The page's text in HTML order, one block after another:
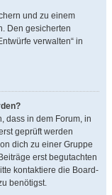
und zu einem
Den gesicherten
verwalten“ in
dass in dem Forum, in
geprüft werden
dich zu einer Gruppe
erst begutachten
kontaktiere die Board-
benötigst.